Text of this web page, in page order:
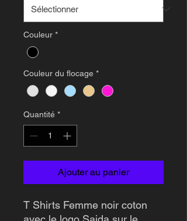
Couleur *
Couleur du flocage *
Quantité *
Ajouter au panier
T Shirts Femme noir coton